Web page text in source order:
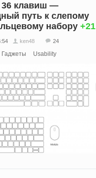
36 клавиш —
путь к слепому
набору +21
ken48 24
Гаджеты Usability